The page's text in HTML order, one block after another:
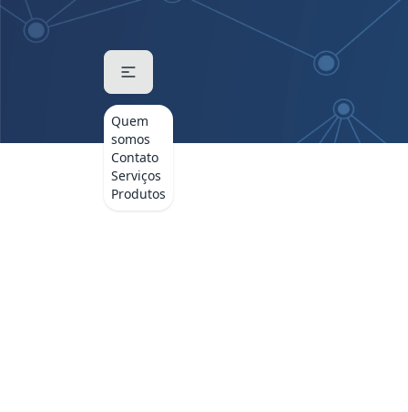
Quem
somos
Contato
Serviços
Produtos